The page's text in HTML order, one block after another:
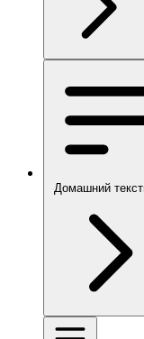
Домашний